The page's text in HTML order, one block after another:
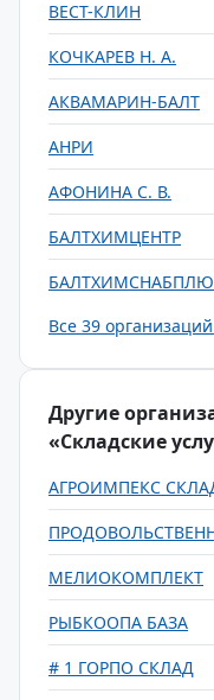
ВЕСТ-КЛИН
КОЧКАРЕВ Н. А.
АКВАМАРИН-БАЛТ
АНРИ
АФОНИНА С. В.
БАЛТХИМЦЕНТР
Все 39
Другие
«Складские
АГРОИМПЕКС
МЕЛИОКОМПЛЕКТ
РЫБКООПА БАЗА
# 1 ГОРПО СКЛАД